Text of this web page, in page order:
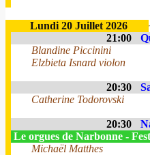
Lundi 20 Juillet 2026
21:00
Blandine Piccinini
Elzbieta Isnard violon
20:30
Catherine Todorovski
20:30
Le orgues de Narbonne -
Michaël Matthes